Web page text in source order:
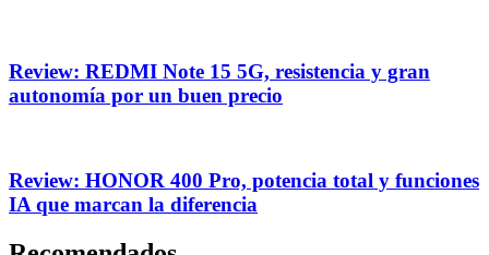
Review: REDMI Note 15 5G, resistencia y gran
autonomía por un buen precio
Review: HONOR 400 Pro, potencia total y funciones
IA que marcan la diferencia